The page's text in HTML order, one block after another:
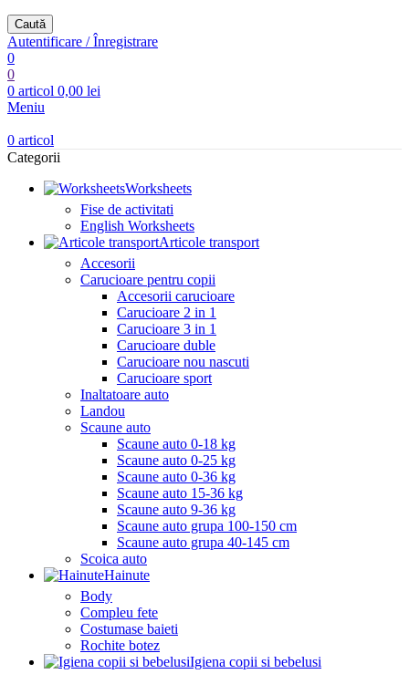
Caută
Autentificare / Înregistrare
0
0
0 articol 0,00 lei
Meniu
0 articol
Categorii
Worksheets
Fise de activitati
English Worksheets
Articole transport
Accesorii
Carucioare pentru copii
Accesorii carucioare
Carucioare 2 in 1
Carucioare 3 in 1
Carucioare duble
Carucioare nou nascuti
Carucioare sport
Inaltatoare auto
Landou
Scaune auto
Scaune auto 0-18 kg
Scaune auto 0-25 kg
Scaune auto 0-36 kg
Scaune auto 15-36 kg
Scaune auto 9-36 kg
Scaune auto grupa 100-150 cm
Scaune auto grupa 40-145 cm
Scoica auto
Hainute
Body
Compleu fete
Costumase baieti
Rochite botez
Igiena copii si bebelusi